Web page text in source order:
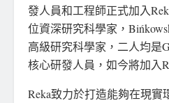
發人員和工程師正式加入
位資深研究科學家，
高級研究科學家，二人均是
核心研發人員，如今將加入
Reka致力於打造能夠在現